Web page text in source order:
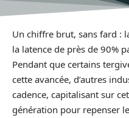
Un chiffre brut, sans fard :
la latence de près de 90%
Pendant que certains
cette avancée, d’autres
cadence, capitalisant sur
génération pour repenser